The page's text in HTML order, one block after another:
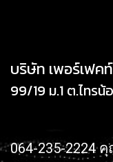
บริษัท เพอร์เฟค
99/19 ม.1 ต.ไทรน้
064-235-2224